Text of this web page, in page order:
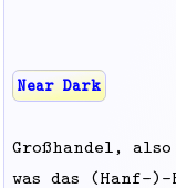
Near Dark
Großhandel,
was das (Hanf-)-